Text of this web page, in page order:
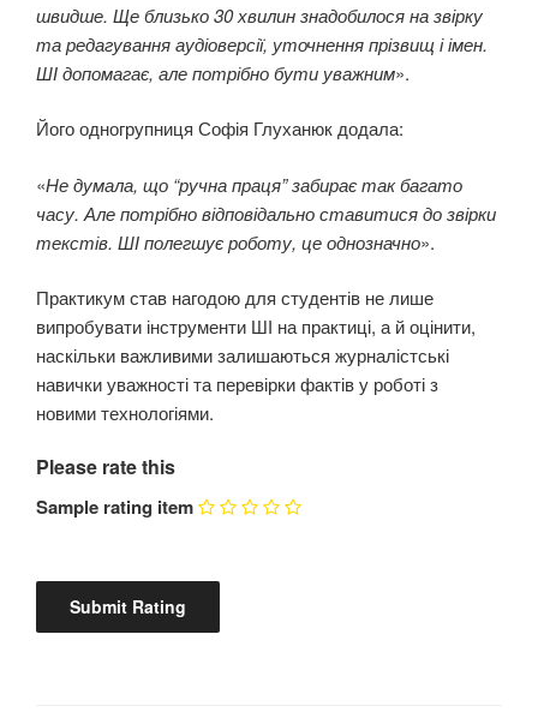
швидше. Ще близько 30 хвилин знадобилося на звірку
та редагування аудіоверсії, уточнення прізвищ і імен.
ШІ допомагає, але потрібно бути уважним».
Його одногрупниця Софія Глуханюк додала:
«Не думала, що “ручна праця” забирає так багато
часу. Але потрібно відповідально ставитися до звірки
текстів. ШІ полегшує роботу, це однозначно».
Практикум став нагодою для студентів не лише
випробувати інструменти ШІ на практиці, а й оцінити,
наскільки важливими залишаються журналістські
навички уважності та перевірки фактів у роботі з
новими технологіями.
Please rate this
Sample rating item